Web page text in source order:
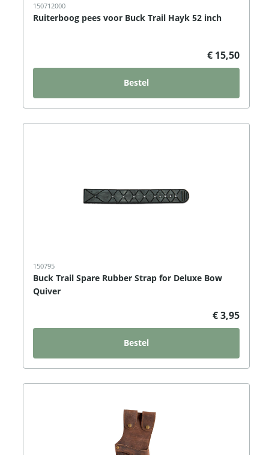
150712000
Ruiterboog pees voor Buck Trail Hayk 52 inch
€ 15,50
Bestel
150795
Buck Trail Spare Rubber Strap for Deluxe Bow
Quiver
€ 3,95
Bestel